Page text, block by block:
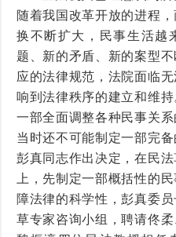
随着我国改革开放的进程
换不断扩大，民事生活越
题、新的矛盾、新的案型
应的法律规范，法院面临
响到法律秩序的建立和维
一部全面调整各种民事关
当时还不可能制定一部完备
彭真同志作出决定，在民
上，先制定一部概括性的
障法律的科学性，彭真委
草专家咨询小组，聘请佟柔